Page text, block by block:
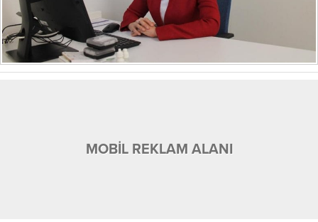
MOBİL REKLAM ALANI